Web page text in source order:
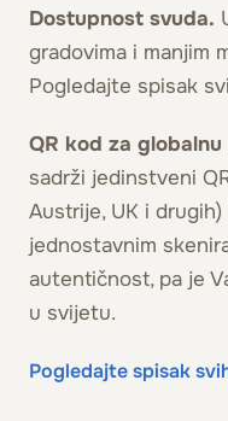
Dostupnost svuda.
gradovima i manjim
Pogledajte spisak
QR kod za
sadrži jedinstveni
Austrije, UK i
jednostavnim
autentičnost, pa je
u svijetu.
Pogledajte spisak